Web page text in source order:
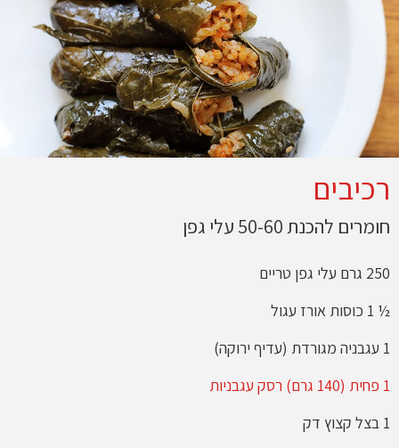
רכיבים
חומרים להכנת 50-60 עלי גפן
250 גרם עלי גפן טריים
½ 1 כוסות אורז עגול
1 עגבניה מגורדת (עדיף ירוקה)
1 פחית (140 גרם) רסק עגבניות
1 בצל קצוץ דק